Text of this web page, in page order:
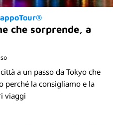
che sorprende, a
a un passo da Tokyo che
perché la consigliamo e la
viaggi